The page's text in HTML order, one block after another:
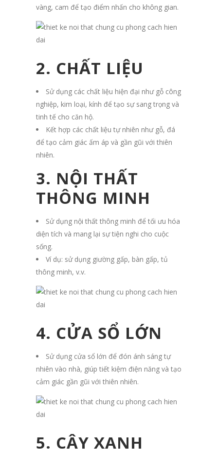
vàng, cam để tạo điểm nhấn cho không gian.
2. CHẤT LIỆU
Sử dụng các chất liệu hiện đại như gỗ công
nghiệp, kim loại, kính để tạo sự sang trọng và
tinh tế cho căn hộ.
Kết hợp các chất liệu tự nhiên như gỗ, đá
để tạo cảm giác ấm áp và gần gũi với thiên
nhiên.
3. NỘI THẤT
THÔNG MINH
Sử dụng nội thất thông minh để tối ưu hóa
diện tích và mang lại sự tiện nghi cho cuộc
sống.
Ví dụ: sử dụng giường gấp, bàn gấp, tủ
thông minh, v.v.
4. CỬA SỔ LỚN
Sử dụng cửa sổ lớn để đón ánh sáng tự
nhiên vào nhà, giúp tiết kiệm điện năng và tạo
cảm giác gần gũi với thiên nhiên.
5. CÂY XANH